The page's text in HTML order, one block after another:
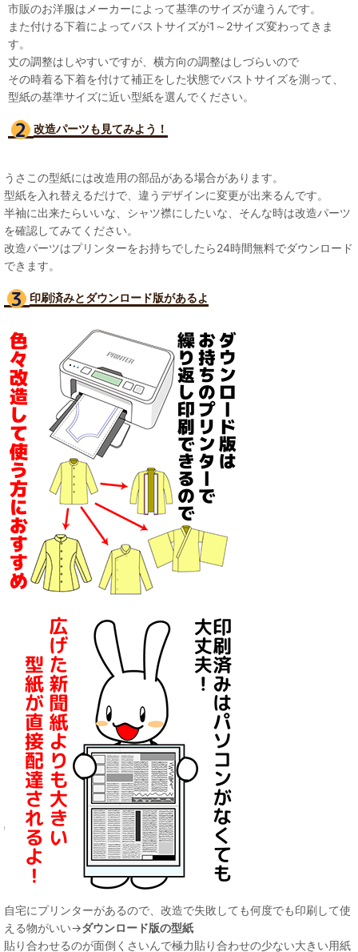
市販のお洋服はメーカーによって基準のサイズが違うんです。
また付ける下着によってバストサイズが1～2サイズ変わってきま
す。
丈の調整はしやすいですが、横方向の調整はしづらいので
その時着る下着を付けて補正をした状態でバストサイズを測って、
型紙の基準サイズに近い型紙を選んでください。
改造パーツも見てみよう！
うさこの型紙には改造用の部品がある場合があります。
型紙を入れ替えるだけで、違うデザインに変更が出来るんです。
半袖に出来たらいいな、シャツ襟にしたいな、そんな時は改造パーツ
を確認してみてください。
改造パーツはプリンターをお持ちでしたら24時間無料でダウンロード
できます。
印刷済みとダウンロード版があるよ
自宅にプリンターがあるので、改造で失敗しても何度でも印刷して使
える物がいい→ダウンロード版の型紙
貼り合わせるのが面倒くさいんで極力貼り合わせの少ない大きい用紙